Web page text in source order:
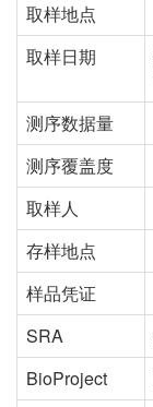
取样地点
取样日期
测序数据量
测序覆盖度
取样人
存样地点
样品凭证
SRA
BioProject